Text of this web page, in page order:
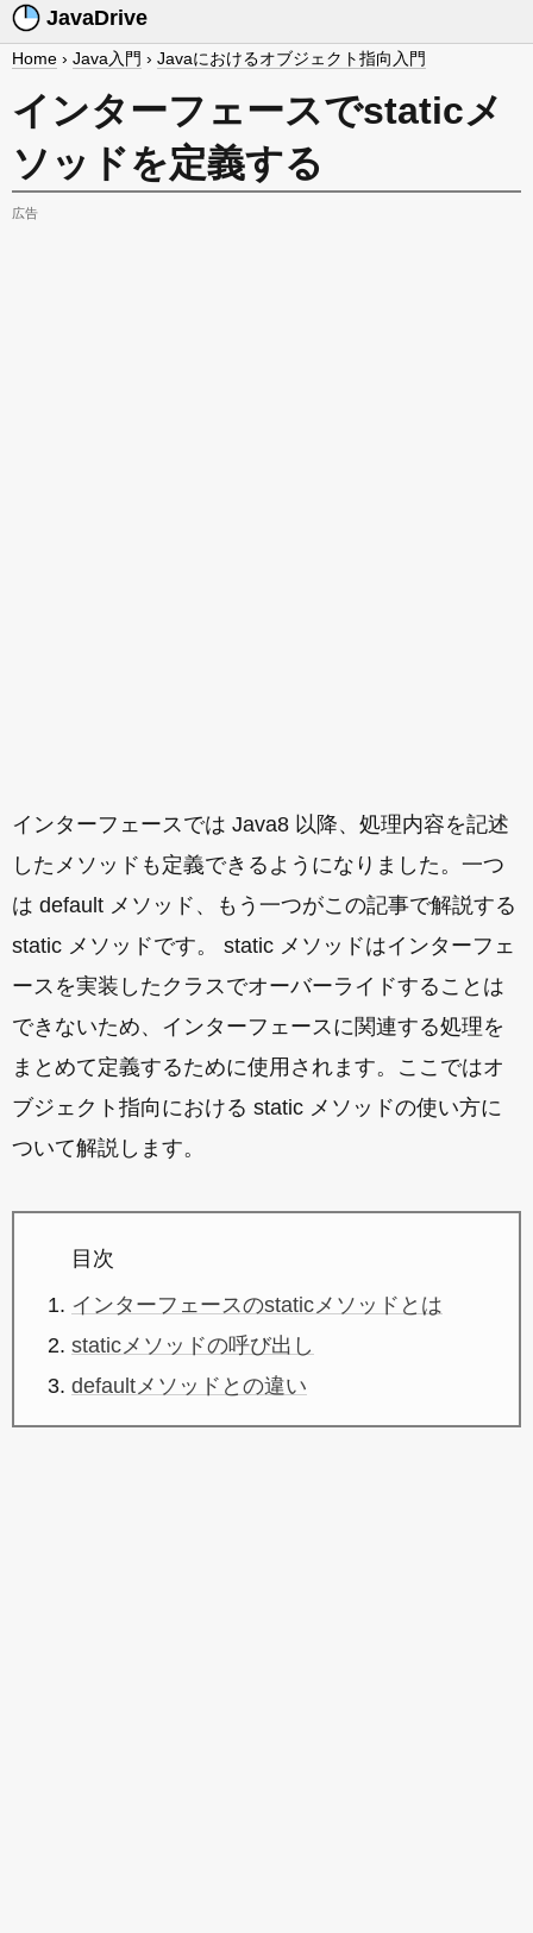
JavaDrive
Home › Java入門 › Javaにおけるオブジェクト指向入門
インターフェースでstaticメ
ソッドを定義する
広告
インターフェースでは Java8 以降、処理内容を記述
したメソッドも定義できるようになりました。一つ
は default メソッド、もう一つがこの記事で解説する
static メソッドです。 static メソッドはインターフェ
ースを実装したクラスでオーバーライドすることは
できないため、インターフェースに関連する処理を
まとめて定義するために使用されます。ここではオ
ブジェクト指向における static メソッドの使い方に
ついて解説します。
目次
インターフェースのstaticメソッドとは
staticメソッドの呼び出し
defaultメソッドとの違い